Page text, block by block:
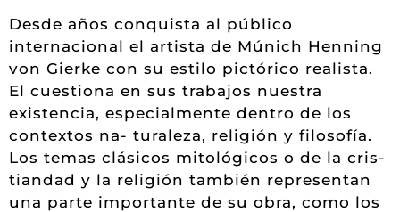
Desde años conquista al público
internacional el artista de Múnich Henning
von Gierke con su estilo pictórico realista.
El cuestiona en sus trabajos nuestra
existencia, especialmente dentro de los
contextos na- turaleza, religión y filosofía.
Los temas clásicos mitológicos o de la cris-
tiandad y la religión también representan
una parte importante de su obra, como los